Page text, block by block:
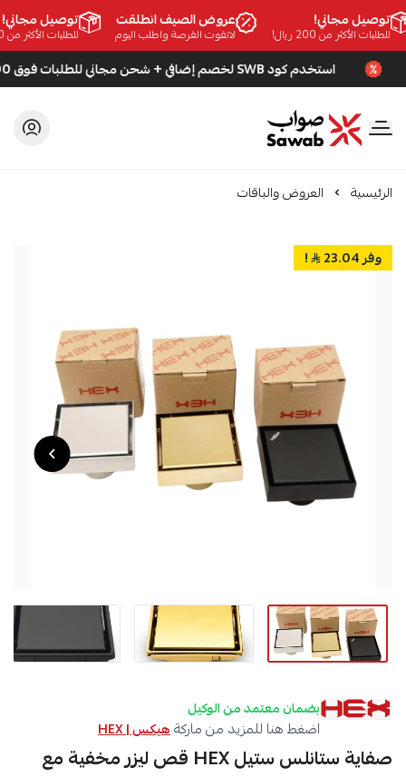
توصيل مجاني!
للطلبات الأكثر من 200 ريال!
عروض الصيف انطلقت
لاتفوت الفرصة واطلب اليوم
توصيل مجاني!
للطلبات الأكثر من 200 ريال!
استخدم كود SWB لخصم إضافي + شحن مجاني للطلبات فوق 200 ريال
صواب
الرئيسية العروض والباقات
وفر 23.04 !
بضمان معتمد من الوكيل
اضغط هنا للمزيد من ماركةهيكس | HEX
صفاية ستانلس ستيل HEX قص ليزر مخفية مع